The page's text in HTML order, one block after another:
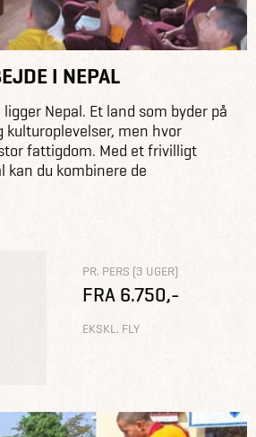
I NEPAL
Nepal. Et land som byder på
men hvor
fattigdom. Med et frivilligt
kan du kombinere de
PR. PERS (3 UGER)
FRA 6.750,-
EKSKL. FLY